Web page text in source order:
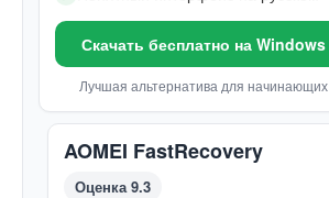
Скачать бесплатно на Windows
Лучшая альтернатива для начинающих
AOMEI FastRecovery
Оценка 9.3